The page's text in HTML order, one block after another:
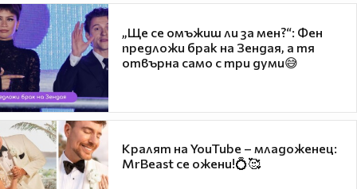
„Ще се омъжиш ли за мен?“: Фен
предложи брак на Зендая, а тя
отвърна само с три думи😅
Кралят на YouTube – младоженец:
MrBeast се ожени!💍🥰